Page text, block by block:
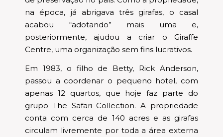
na época, já abrigava três girafas, o casal
acabou “adotando” mais uma e,
posteriormente, ajudou a criar o Giraffe
Centre, uma organização sem fins lucrativos.
Em 1983, o filho de Betty, Rick Anderson,
passou a coordenar o pequeno hotel, com
apenas 12 quartos, que hoje faz parte do
grupo The Safari Collection. A propriedade
conta com cerca de 140 acres e as girafas
circulam livremente por toda a área externa